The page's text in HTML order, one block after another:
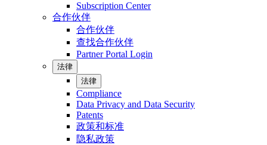
Subscription Center
合作伙伴
合作伙伴
查找合作伙伴
Partner Portal Login
法律
法律
Compliance
Data Privacy and Data Security
Patents
政策和标准
隐私政策